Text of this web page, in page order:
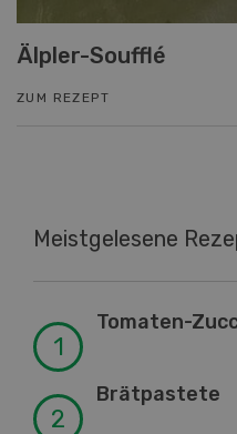
Älpler-Soufflé
ZUM REZEPT
Meistgelesene
Tomaten-
Brätpastete